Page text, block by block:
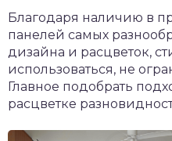
Благодаря наличию в
панелей самых
дизайна и расцветок,
использоваться, не
Главное подобрать
расцветке